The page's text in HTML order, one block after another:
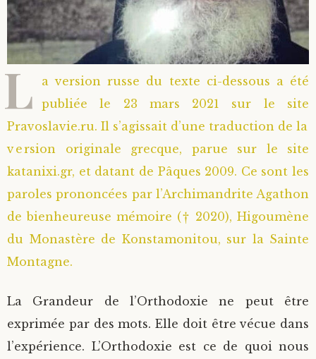
Saint Hilarion (Troïtski)
Saint Jean de Kronstadt
Saint Laurent de Tchernigov
Saint Nikon d’Optina
Saint Seraphim de Sarov
Saint Seraphim de Vyritsa
Saint Serge de Radonège
Saint Siméon (Jelnine)
Saint Sophrony l’Athonite
Saint Spyridon
Métropolite Zénobe (Majouga)
Archimandrite Adrien (Kirsanov)
Archimandrite Alipi (Voronov)
Archimandrite Andronique (Loukach)
Archimandrite Athénogène (Agapov)
Higoumène Boris (Kramtsov)
Bienheureuses et Staritsas
Bienheureuse Lioubouchka
Bienheureuse Maria Ivanovna
Staritsa Marie Makovkine
Geronda Grigorios de Dochiariou
Archimandrite Hippolyte (Khaline)
Archimandrite Lazare (Abachidzé)
Entretiens
Famille spirituelle
Portraits
L
a version russe du texte ci-dessous a été
publiée le 23 mars 2021 sur le site
Pravoslavie.ru. Il s’agissait d’une traduction de la
version originale grecque, parue sur le site
katanixi.gr, et datant de Pâques 2009. Ce sont les
paroles prononcées par l’Archimandrite Agathon
de bienheureuse mémoire († 2020), Higoumène
du Monastère de Konstamonitou, sur la Sainte
Montagne.
La Grandeur de l’Orthodoxie ne peut être
exprimée par des mots. Elle doit être vécue dans
l’expérience. L’Orthodoxie est ce de quoi nous